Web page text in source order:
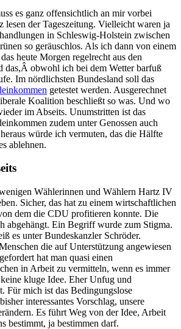
es ganz offensichtlich an mir vorbei
lesen der Tageszeitung. Vielleicht waren ja
in Schleswig-Holstein zwischen
so geräuschlos. Als ich dann von einem
heute Morgen regelrecht aus den
das,Â obwohl ich bei dem Wetter barfuß
Im nördlichsten Bundesland soll das
getestet werden. Ausgerechnet
Koalition beschließt so was. Und wo
im Abseits. Unumstritten ist das
zudem unter Genossen auch
würde ich vermuten, das die Hälfte
ablehnen.
Wählerinnen und Wählern Hartz IV
Sicher, das hat zu einem wirtschaftlichen
dem die CDU profitieren konnte. Die
abgehängt. Ein Begriff wurde zum Stigma.
es unter Bundeskanzler Schröder.
die auf Unterstützung angewiesen
hat man quasi einen
in Arbeit zu vermitteln, wenn es immer
kluge Idee. Eher Unfug und
Für mich ist das Bedingungslose
interessantes Vorschlag, unsere
Es führt Weg von der Idee, Arbeit
bestimmt, ja bestimmen darf.